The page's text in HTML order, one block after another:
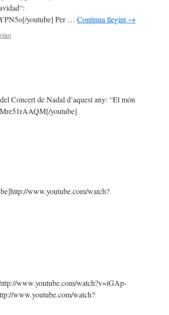
youtube] Per … Continua llegint→
Concert de Nadal d’aquest any: “El món
youtube]
www.youtube.com/watch?
www.youtube.com/watch?v=iGAp-
www.youtube.com/watch?